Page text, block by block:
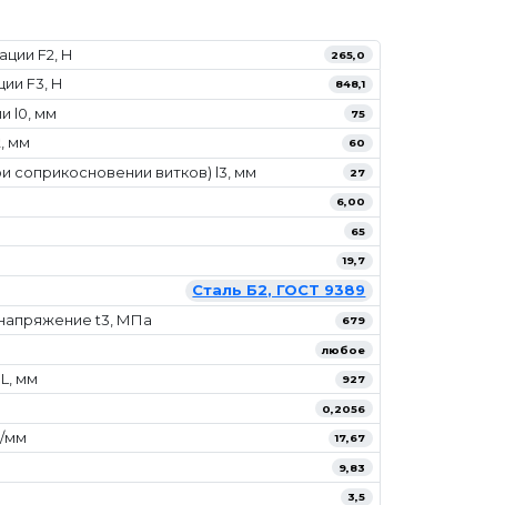
F2, Н 265,0
F3, Н 848,1
l0, мм 75
мм 60
соприкосновении витков) l3, мм 27
6,00
65
19,7
Сталь Б2, ГОСТ 9389
t3, МПа
679
любое
мм 927
0,2056
мм 17,67
9,83
3,5